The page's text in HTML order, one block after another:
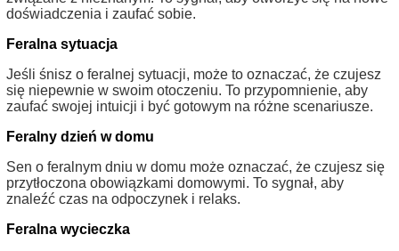
doświadczenia i zaufać sobie.
Feralna sytuacja
Jeśli śnisz o feralnej sytuacji, może to oznaczać, że czujesz
się niepewnie w swoim otoczeniu. To przypomnienie, aby
zaufać swojej intuicji i być gotowym na różne scenariusze.
Feralny dzień w domu
Sen o feralnym dniu w domu może oznaczać, że czujesz się
przytłoczona obowiązkami domowymi. To sygnał, aby
znaleźć czas na odpoczynek i relaks.
Feralna wycieczka